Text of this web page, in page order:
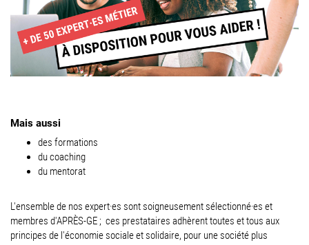
Mais aussi
des formations
du coaching
du mentorat
L'ensemble de nos expert·es sont soigneusement sélectionné·es et
membres d'APRÈS-GE ; ces prestataires adhèrent toutes et tous aux
principes de l'économie sociale et solidaire, pour une société plus